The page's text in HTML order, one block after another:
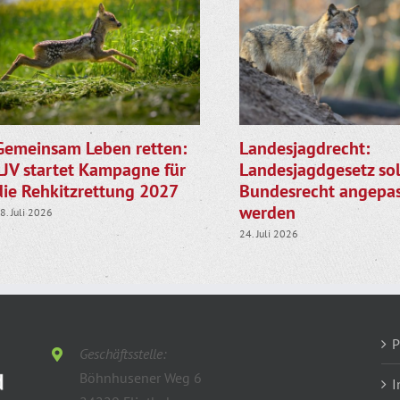
Leben retten:
startet Kampagne für
Rehkitzrettung 2027
Juli 2026
Landesjagdrecht:
Landesjagdgesetz
Bundesrecht
werden
24. Juli 2026
Geschäftsstelle:
Böhnhusener Weg 6